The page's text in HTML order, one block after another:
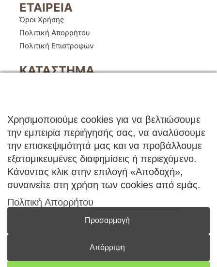
ΕΤΑΙΡΕΙΑ
Όροι Χρήσης
Πολιτική Απορρήτου
Πολιτική Επιστροφών
ΚΑΤΑΣΤΗΜΑ
Μέθοδοι Πληρωμής
Μέθοδοι Αποστολής
ΕΠΙΚΟΙΝΩΝΙΑ
Φόρμα Επικοινωνίας
Νέα Σάντα, Κιλκίς, 61100
Χρησιμοποιούμε cookies για να βελτιώσουμε
την εμπειρία περιήγησής σας, να αναλύσουμε
την επισκεψιμότητά μας και να προβάλλουμε
εξατομικευμένες διαφημίσεις ή περιεχόμενο.
Κάνοντας κλικ στην επιλογή «Αποδοχή»,
συναινείτε στη χρήση των cookies από εμάς.
Πολιτική Απορρήτου
Προσαρμογή
Απόρριψη